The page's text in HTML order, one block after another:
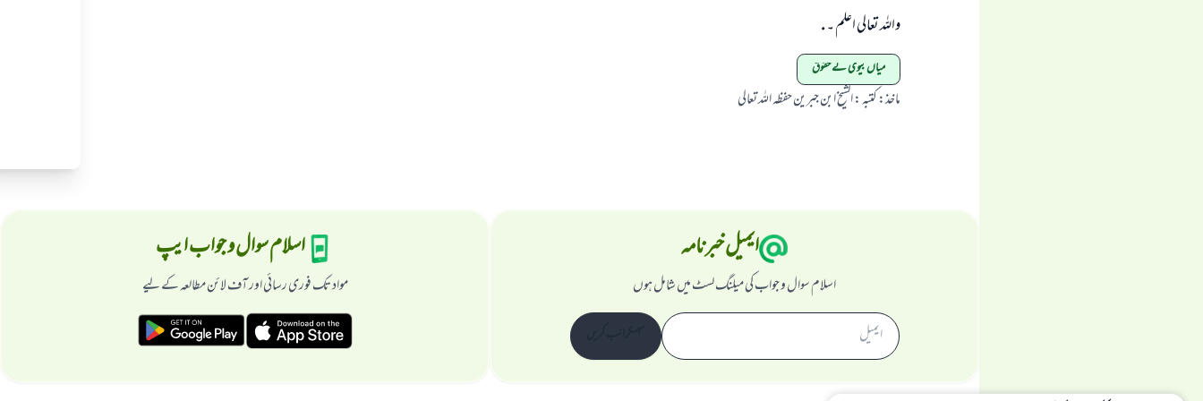
واللہ تعالی اعلم ۔ .
میاں بیوی کے حقوق
ماخذ:کتبہ : الشیخ ابن جبرین حفظہ اللہ تعالی
ایمیل خبرنامہ
اسلام سوال و جواب کی میلنگ لسٹ میں شامل ہوں
اسلام سوال و جواب ایپ
مواد تک فوری رسائی اور آف لائن مطالعہ کے لیے